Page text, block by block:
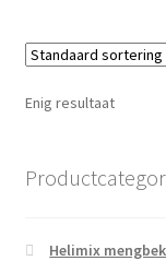
Enig resultaat
Helimix